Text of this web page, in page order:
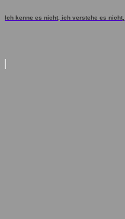
Ich kenne es nicht, ich verstehe es